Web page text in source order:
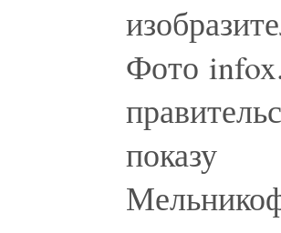
Фото
показу